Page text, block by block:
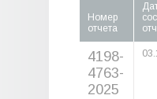
Номер
отчета
4198-
4763-
2025